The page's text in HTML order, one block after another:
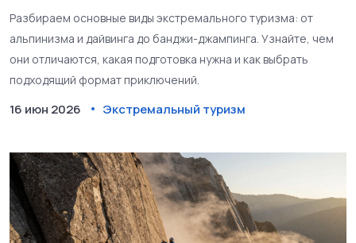
Разбираем основные виды экстремального туризма: от
альпинизма и дайвинга до банджи-джампинга. Узнайте, чем
они отличаются, какая подготовка нужна и как выбрать
подходящий формат приключений.
16 июн 2026 Экстремальный туризм